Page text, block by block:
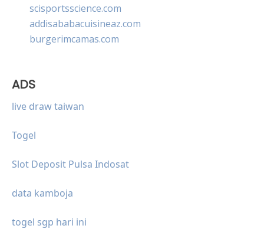
scisportsscience.com
addisababacuisineaz.com
burgerimcamas.com
ADS
live draw taiwan
Togel
Slot Deposit Pulsa Indosat
data kamboja
togel sgp hari ini